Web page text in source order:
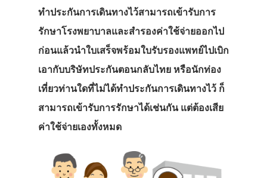
ทำประกันการเดินทางไว้สามารถเข้ารับการ
รักษาโรงพยาบาลและสำรองค่าใช้จ่ายออกไป
ก่อนแล้วนำใบเสร็จพร้อมใบรับรองแพทย์ไปเบิก
เอากับบริษัทประกันตอนกลับไทย หรือนักท่อง
เที่ยวท่านใดที่ไม่ได้ทำประกันการเดินทางไว้ ก็
สามารถเข้ารับการรักษาได้เช่นกัน แต่ต้องเสีย
ค่าใช้จ่ายเองทั้งหมด